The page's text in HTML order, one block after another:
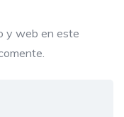
y web en este